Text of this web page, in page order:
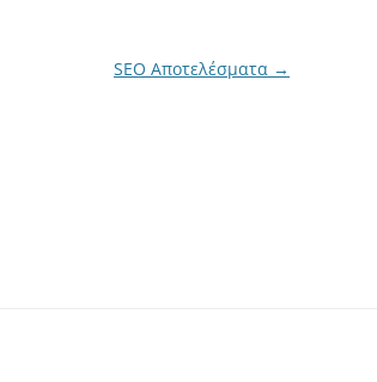
SEO Αποτελέσματα →